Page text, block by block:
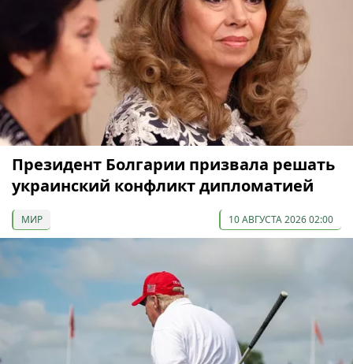
Президент Болгарии призвала решать
украинский конфликт дипломатией
МИР 10 АВГУСТА 2026 02:00